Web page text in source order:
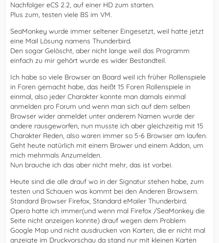
Nachfolger eCS 2.2, auf einer HD zum starten.
Plus zum, testen viele BS im VM.
SeaMonkey wurde immer seltener Eingesetzt, weil hatte jetzt
eine Mail Lösung namens Thunderbird.
Den sogar Gelöscht, aber nicht lange weil das Programm
einfach zu mir gehört wurde es wider Bestandteil.
Ich habe so viele Browser an Board weil ich früher Rollenspiele
in Foren gemacht habe, das heißt 15 Foren Rollenspiele in
einmal, also jeder Charakter konnte man damals einmal
anmelden pro Forum und wenn man sich auf dem selben
Browser wider anmeldet unter anderem Namen wurde der
andere rausgeworfen, nun musste ich aber gleichzeitig mit 15
Charakter Reden, also waren immer so 5-6 Browser am laufen.
Geht heute natürlich mit einem Brower und einem Addon, um
mich mehrmals Anzumelden.
Nun brauche ich das aber nicht mehr, das ist vorbei.
Heute sind die alle drauf wo in der Signatur stehen habe, zum
testen und Schauen was kommt bei den Anderen Browsern.
Standard Browser Firefox, Standard eMailer Thunderbird.
Opera hatte ich immer(und wenn mal Firefox /SeaMonkey die
Seite nicht anzeigen konnte) drauf wegen dem Problem
Google Map und nicht ausdrucken von Karten, die er nicht mal
anzeigte im Druckvorschau da stand nur mit kleinen Karten